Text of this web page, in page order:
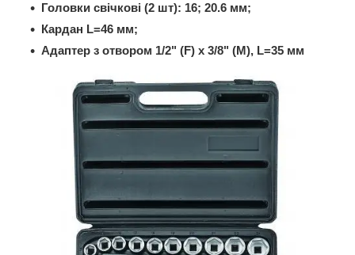
Головки свічкові (2 шт): 16; 20.6 мм;
Кардан L=46 мм;
Адаптер з отвором 1/2" (F) x 3/8" (M), L=35 мм